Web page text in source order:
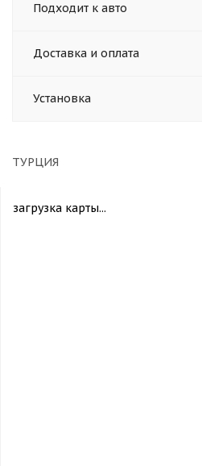
Подходит к авто
Доставка и оплата
Установка
ТУРЦИЯ
загрузка карты...